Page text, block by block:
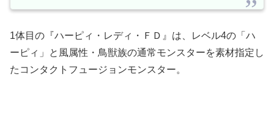
1体目の『ハーピィ・レディ・ＦＤ』は、レベル4の「ハ
ーピィ」と風属性・鳥獣族の通常モンスターを素材指定し
たコンタクトフュージョンモンスター。